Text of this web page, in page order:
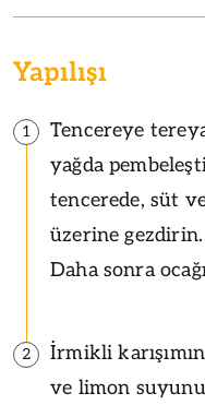
Yapılışı
1
Tencereye
yağda
tencerede, süt
üzerine
Daha sonra
2
İrmikli
ve limon